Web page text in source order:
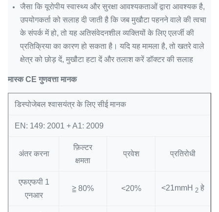
जैसा कि यूरोपीय स्वास्थ्य और सुरक्षा आवश्यकताओं द्वारा आवश्यक है,
उपयोगकर्ता को सलाह दी जाती है कि जब मुखौटा पहनने वाले की त्वचा
के संपर्क में हो, तो यह अतिसंवेदनशील व्यक्तियों के लिए एलर्जी की
प्रतिक्रिया का कारण हो सकता है। यदि यह मामला है, तो खतरे वाले
क्षेत्र को छोड़ दें, मुखौटा हटा दें और तलाश करें डॉक्टर की सलाह
मास्क CE गुणवत्ता मानक
डिस्पोजेबल श्वासयंत्र के लिए सीई मानक
EN: 149: 2001 + A1: 2009
अंतर करना
फ़िल्टर
क्षमता
प्रवेश प्रतिरोधी
एफएफपी 1
एनआर
≧ 80% <20% <21mmH 2 हे